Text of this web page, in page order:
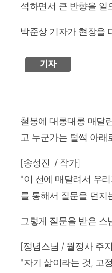
석하면서 큰 반향을 일
박준상 기자가 현장을
철봉에 대롱대롱 매달
고 누군가는 털썩 아래
[송성진 / 작가]
"이 선에 매달려서 우
를 통해서 질문을 던지
그렇게 질문을 받은
[정념스님 / 월정사 주
"자기 삶이라는 것, 고